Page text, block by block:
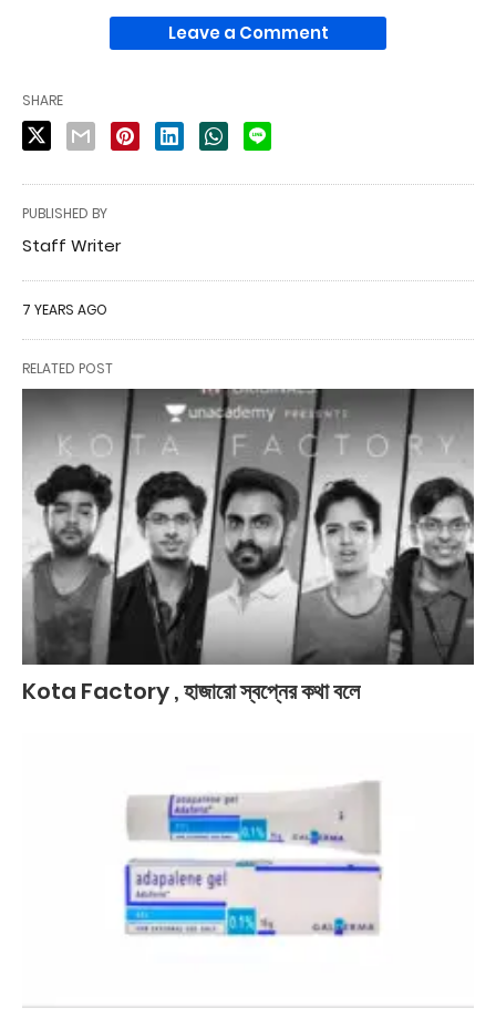
Leave a Comment
SHARE
PUBLISHED BY
Staff Writer
7 YEARS AGO
RELATED POST
Kota Factory , হাজারো স্বপ্নের কথা বলে